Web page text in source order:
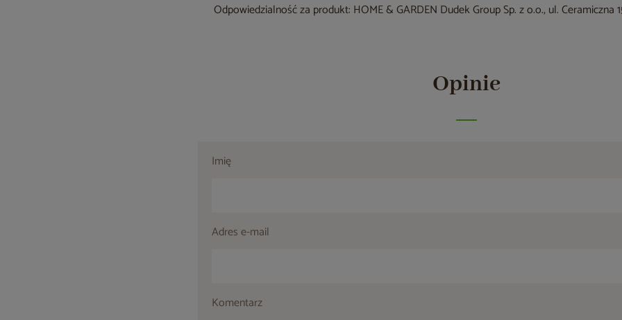
Odpowiedzialność za produkt: HOME & GARDEN Dudek Group Sp. z o.o., ul. Ceramiczna
Opinie
Imię
Adres e-mail
Komentarz